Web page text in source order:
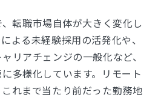
転職市場自体が大きく変化し
よる未経験採用の活発化や、
リアチェンジの一般化など、
多様化しています。リモート
れまで当たり前だった勤務地